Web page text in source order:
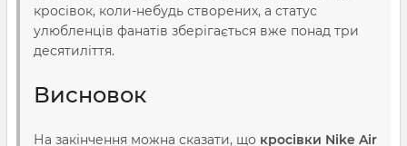
кросівок, коли-небудь створених, а статус
улюбленців фанатів зберігається вже понад три
десятиліття.
Висновок
На закінчення можна сказати, що кросівки Nike Air